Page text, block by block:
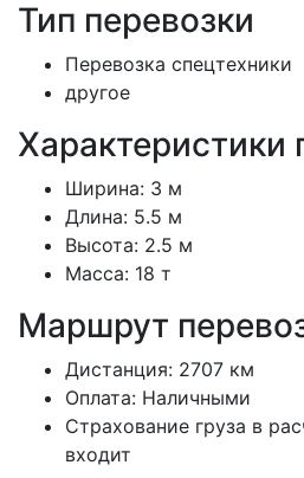
Тип перевозки
Перевозка спецтехники
другое
Характеристики
Ширина: 3 м
Длина: 5.5 м
Высота: 2.5 м
Масса: 18 т
Маршрут
Дистанция: 2707 км
Оплата: Наличными
Страхование груза в
входит